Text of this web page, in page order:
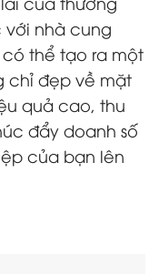
nhà cung
thể tạo ra một
chỉ đẹp về mặt
quả cao, thu
đẩy doanh số
của bạn lên